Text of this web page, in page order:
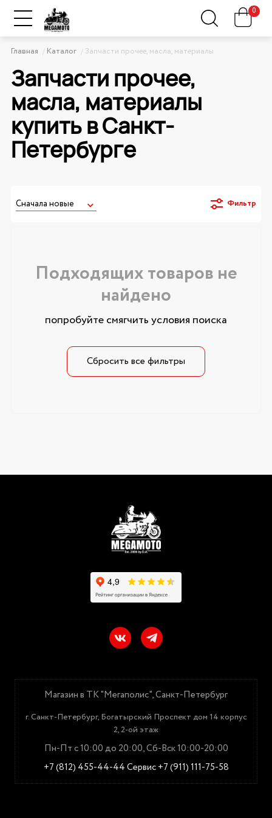
0
Главная Каталог Запчасти прочее, масла, материалы
Запчасти прочее,
масла, материалы
купить в Санкт-
Петербурге
Фильтр
Подходящих товаров не
найдено
попробуйте смягчить условия поиска
Сбросить все фильтры
Магазин в ТК "Мегаполис", Санкт-Петербург
г. Санкт-Петербург, Богатырский Проспект дом 14 корпус
2, 2-ой этаж
Пн-Пт с 10:00 до 20:00, Сб-Вск 10:00-20:00
+7 (812) 455-44-44Сервис +7 (911) 111-75-58